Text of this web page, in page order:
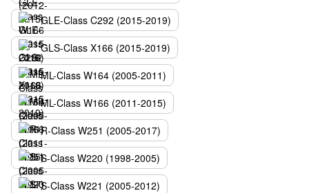
GLE-Class C292 (2015-2019)
GLS-Class X166 (2015-2019)
ML-Class W164 (2005-2011)
ML-Class W166 (2011-2015)
R-Class W251 (2005-2017)
S-Class W220 (1998-2005)
S-Class W221 (2005-2012)